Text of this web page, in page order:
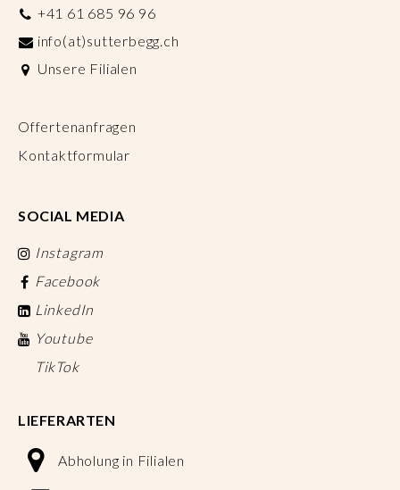
+41 61 685 96 96
info(at)sutterbegg.ch
Unsere Filialen
Offertenanfragen
Kontaktformular
SOCIAL MEDIA
Instagram
Facebook
LinkedIn
Youtube
TikTok
LIEFERARTEN
Abholung in Filialen